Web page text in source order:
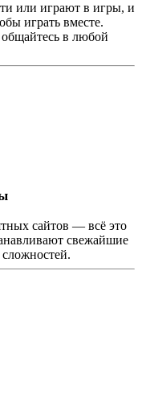
или играют в игры, и
играть вместе.
общайтесь в любой
сайтов — всё это
свежайшие